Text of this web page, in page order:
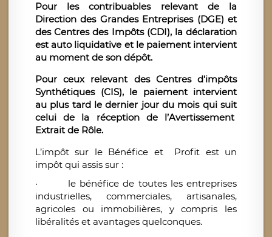
Pour les contribuables relevant de la
Direction des Grandes Entreprises (DGE) et
des Centres des Impôts (CDI), la déclaration
est auto liquidative et le paiement intervient
au moment de son dépôt.
Pour ceux relevant des Centres d’impôts
Synthétiques (CIS), le paiement intervient
au plus tard le dernier jour du mois qui suit
celui de la réception de l’Avertissement
Extrait de Rôle.
L’impôt sur le Bénéfice et Profit est un
impôt qui assis sur :
· le bénéfice de toutes les entreprises
industrielles, commerciales, artisanales,
agricoles ou immobilières, y compris les
libéralités et avantages quelconques.